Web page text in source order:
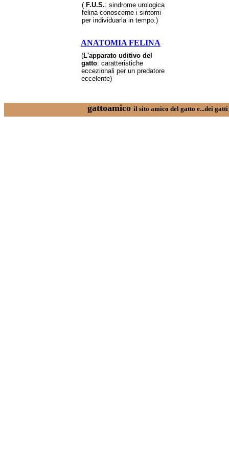
( F.U.S.: sindrome urologica
felina conoscerne i sintomi
per individuarla in tempo.)
gattoamicoil sito amico del gatto e...dei
ANATOMIA FELINA
(L'apparato uditivo del
gatto: caratteristiche
eccezionali per un predatore
eccelente)